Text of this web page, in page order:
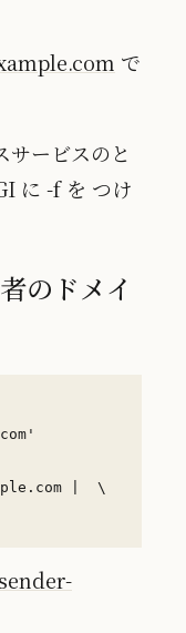
で
サービスのと
に -f を つけ
のドメイ
|  \
sender-